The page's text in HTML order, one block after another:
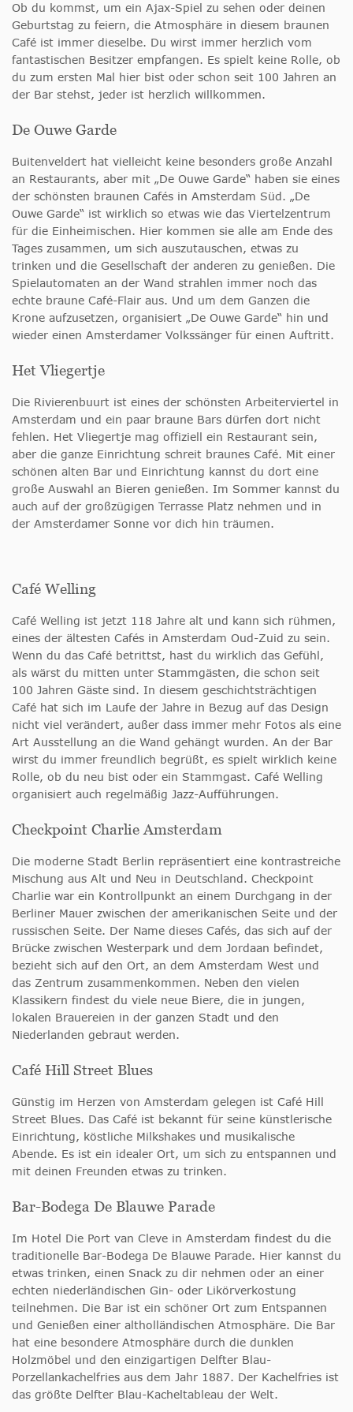
Ob du kommst, um ein Ajax-Spiel zu sehen oder deinen
Geburtstag zu feiern, die Atmosphäre in diesem braunen
Café ist immer dieselbe. Du wirst immer herzlich vom
fantastischen Besitzer empfangen. Es spielt keine Rolle, ob
du zum ersten Mal hier bist oder schon seit 100 Jahren an
der Bar stehst, jeder ist herzlich willkommen.
De Ouwe Garde
Buitenveldert hat vielleicht keine besonders große Anzahl
an Restaurants, aber mit „De Ouwe Garde“ haben sie eines
der schönsten braunen Cafés in Amsterdam Süd. „De
Ouwe Garde“ ist wirklich so etwas wie das Viertelzentrum
für die Einheimischen. Hier kommen sie alle am Ende des
Tages zusammen, um sich auszutauschen, etwas zu
trinken und die Gesellschaft der anderen zu genießen. Die
Spielautomaten an der Wand strahlen immer noch das
echte braune Café-Flair aus. Und um dem Ganzen die
Krone aufzusetzen, organisiert „De Ouwe Garde“ hin und
wieder einen Amsterdamer Volkssänger für einen Auftritt.
Het Vliegertje
Die Rivierenbuurt ist eines der schönsten Arbeiterviertel in
Amsterdam und ein paar braune Bars dürfen dort nicht
fehlen. Het Vliegertje mag offiziell ein Restaurant sein,
aber die ganze Einrichtung schreit braunes Café. Mit einer
schönen alten Bar und Einrichtung kannst du dort eine
große Auswahl an Bieren genießen. Im Sommer kannst du
auch auf der großzügigen Terrasse Platz nehmen und in
der Amsterdamer Sonne vor dich hin träumen.
Café Welling
Café Welling ist jetzt 118 Jahre alt und kann sich rühmen,
eines der ältesten Cafés in Amsterdam Oud-Zuid zu sein.
Wenn du das Café betrittst, hast du wirklich das Gefühl,
als wärst du mitten unter Stammgästen, die schon seit
100 Jahren Gäste sind. In diesem geschichtsträchtigen
Café hat sich im Laufe der Jahre in Bezug auf das Design
nicht viel verändert, außer dass immer mehr Fotos als eine
Art Ausstellung an die Wand gehängt wurden. An der Bar
wirst du immer freundlich begrüßt, es spielt wirklich keine
Rolle, ob du neu bist oder ein Stammgast. Café Welling
organisiert auch regelmäßig Jazz-Aufführungen.
Checkpoint Charlie Amsterdam
Die moderne Stadt Berlin repräsentiert eine kontrastreiche
Mischung aus Alt und Neu in Deutschland. Checkpoint
Charlie war ein Kontrollpunkt an einem Durchgang in der
Berliner Mauer zwischen der amerikanischen Seite und der
russischen Seite. Der Name dieses Cafés, das sich auf der
Brücke zwischen Westerpark und dem Jordaan befindet,
bezieht sich auf den Ort, an dem Amsterdam West und
das Zentrum zusammenkommen. Neben den vielen
Klassikern findest du viele neue Biere, die in jungen,
lokalen Brauereien in der ganzen Stadt und den
Niederlanden gebraut werden.
Café Hill Street Blues
Günstig im Herzen von Amsterdam gelegen ist Café Hill
Street Blues. Das Café ist bekannt für seine künstlerische
Einrichtung, köstliche Milkshakes und musikalische
Abende. Es ist ein idealer Ort, um sich zu entspannen und
mit deinen Freunden etwas zu trinken.
Bar-Bodega De Blauwe Parade
Im Hotel Die Port van Cleve in Amsterdam findest du die
traditionelle Bar-Bodega De Blauwe Parade. Hier kannst du
etwas trinken, einen Snack zu dir nehmen oder an einer
echten niederländischen Gin- oder Likörverkostung
teilnehmen. Die Bar ist ein schöner Ort zum Entspannen
und Genießen einer altholländischen Atmosphäre. Die Bar
hat eine besondere Atmosphäre durch die dunklen
Holzmöbel und den einzigartigen Delfter Blau-
Porzellankachelfries aus dem Jahr 1887. Der Kachelfries ist
das größte Delfter Blau-Kacheltableau der Welt.